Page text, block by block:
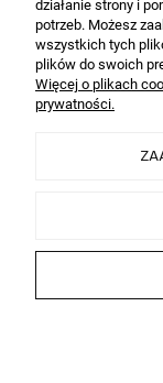
INFORMACJE
OBSŁUGA
2026 © by sklep
Sklep internetowy
działanie strony i
potrzeb. Możesz
wszystkich tych
plików do swoich
Więcej o plikach
prywatności.